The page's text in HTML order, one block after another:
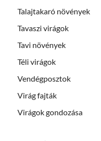
Talajtakaró növények
Tavaszi virágok
Tavi növények
Téli virágok
Vendégposztok
Virág fajták
Virágok gondozása